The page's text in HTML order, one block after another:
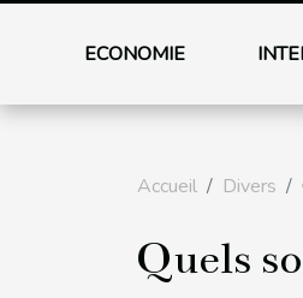
ECONOMIE
Accueil Divers
Quels